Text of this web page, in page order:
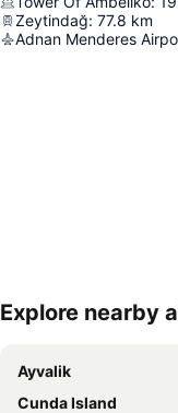
Zeytindağ: 77.8 km
Adnan Menderes
Explore nearby
Ayvalik
Cunda Island